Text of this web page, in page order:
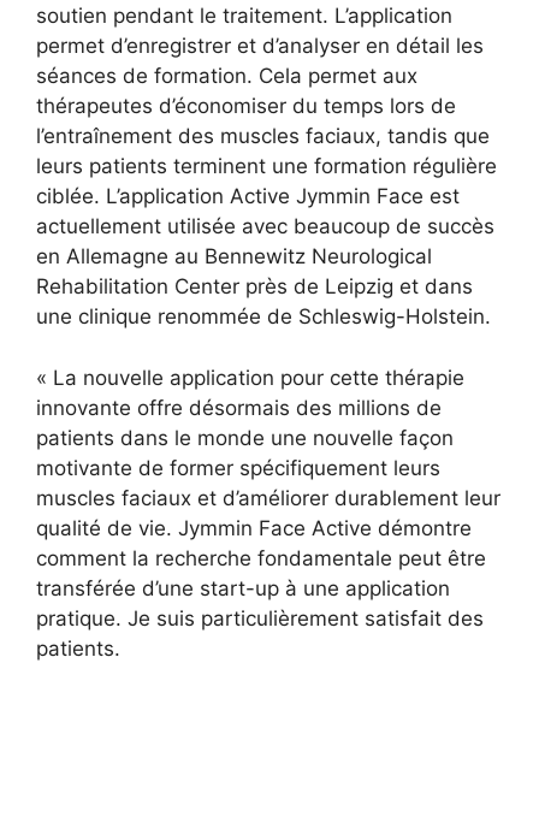
soutien pendant le traitement. L’application
permet d’enregistrer et d’analyser en détail les
séances de formation. Cela permet aux
thérapeutes d’économiser du temps lors de
l’entraînement des muscles faciaux, tandis que
leurs patients terminent une formation régulière
ciblée. L’application Active Jymmin Face est
actuellement utilisée avec beaucoup de succès
en Allemagne au Bennewitz Neurological
Rehabilitation Center près de Leipzig et dans
une clinique renommée de Schleswig-Holstein.
« La nouvelle application pour cette thérapie
innovante offre désormais des millions de
patients dans le monde une nouvelle façon
motivante de former spécifiquement leurs
muscles faciaux et d’améliorer durablement leur
qualité de vie. Jymmin Face Active démontre
comment la recherche fondamentale peut être
transférée d’une start-up à une application
pratique. Je suis particulièrement satisfait des
patients.